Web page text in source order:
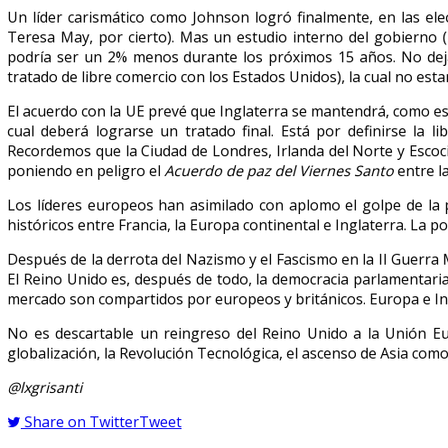
Un líder carismático como Johnson logró finalmente, en las
Teresa May, por cierto). Mas un estudio interno del gobierno
podría ser un 2% menos durante los próximos 15 años. No
tratado de libre comercio con los Estados Unidos), la cual no
El acuerdo con la UE prevé que Inglaterra se mantendrá, como
cual deberá lograrse un tratado final. Está por definirse la
Recordemos que la Ciudad de Londres, Irlanda del Norte y
poniendo en peligro el Acuerdo de paz del Viernes Santoentre
Los líderes europeos han asimilado con aplomo el golpe de
históricos entre Francia, la Europa continental e Inglaterra. La
Después de la derrota del Nazismo y el Fascismo en la II
El Reino Unido es, después de todo, la democracia
mercado son compartidos por europeos y británicos. Europa e
No es descartable un reingreso del Reino Unido a la Unión
globalización, la Revolución Tecnológica, el ascenso de Asia
@lxgrisanti
Share on TwitterTweet